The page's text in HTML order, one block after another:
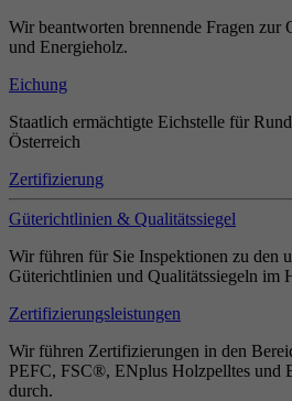
Wir beantworten brennende Fragen zur
und Energieholz.
Eichung
Staatlich ermächtigte Eichstelle für
Österreich
Zertifizierung
Güterichtlinien & Qualitätssiegel
Wir führen für Sie Inspektionen zu den
Güterichtlinien und Qualitätssiegeln im
Zertifizierungsleistungen
Wir führen Zertifizierungen in den
PEFC, FSC®, ENplus Holzpelltes und
durch.